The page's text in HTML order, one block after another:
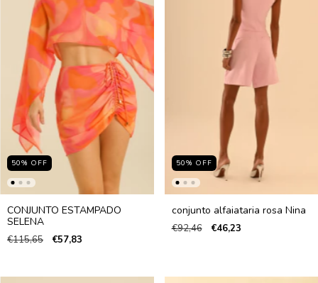
50% OFF
CONJUNTO ESTAMPADO
SELENA
€115,65 €57,83
50% OFF
conjunto alfaiataria rosa Nina
€92,46 €46,23